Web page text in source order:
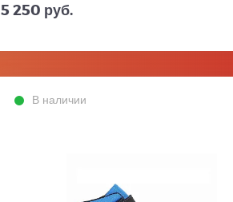
5 250 руб.
В наличии